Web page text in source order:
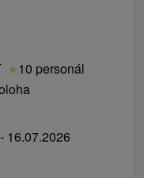
vstupem
za speciální
★10 personál
16.07.2026